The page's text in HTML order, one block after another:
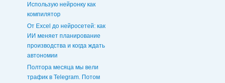
Использую нейронку как
компилятор
От Excel до нейросетей: как
ИИ меняет планирование
производства и когда ждать
автономии
Полтора месяца мы вели
трафик в Telegram. Потом